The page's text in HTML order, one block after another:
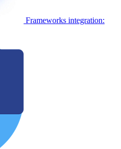
Frameworks integration: